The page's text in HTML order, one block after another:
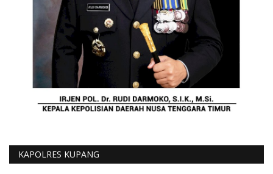
KAPOLRES KUPANG